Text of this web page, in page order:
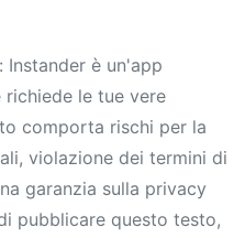
Instander è un'app
le tue vere
comporta rischi per la
violazione dei termini di
garanzia sulla privacy
pubblicare questo testo,